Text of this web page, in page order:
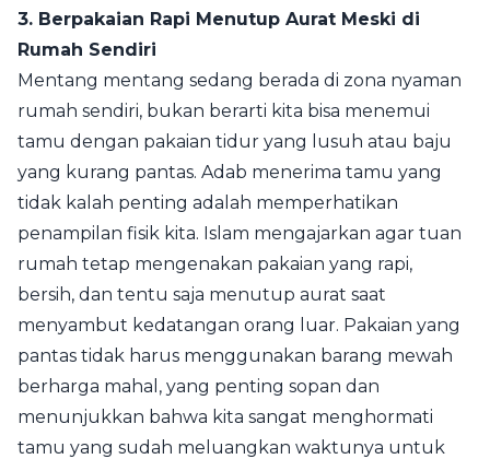
3. Berpakaian Rapi Menutup Aurat Meski di
Rumah Sendiri
Mentang mentang sedang berada di zona nyaman
rumah sendiri, bukan berarti kita bisa menemui
tamu dengan pakaian tidur yang lusuh atau baju
yang kurang pantas. Adab menerima tamu yang
tidak kalah penting adalah memperhatikan
penampilan fisik kita. Islam mengajarkan agar tuan
rumah tetap mengenakan pakaian yang rapi,
bersih, dan tentu saja menutup aurat saat
menyambut kedatangan orang luar. Pakaian yang
pantas tidak harus menggunakan barang mewah
berharga mahal, yang penting sopan dan
menunjukkan bahwa kita sangat menghormati
tamu yang sudah meluangkan waktunya untuk